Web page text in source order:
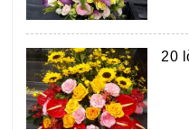
20